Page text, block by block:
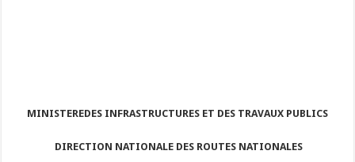
MINISTEREDES INFRASTRUCTURES ET DES TRAVAUX PUBLICS
DIRECTION NATIONALE DES ROUTES NATIONALES